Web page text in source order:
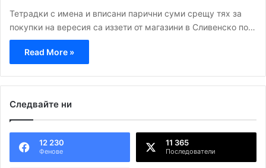
Тетрадки с имена и вписани парични суми срещу тях за
покупки на вересия са иззети от магазини в Сливенско по…
Read More »
Следвайте ни
12 230
Фенове
11 365
Последователи